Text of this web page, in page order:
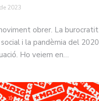
2023
obrer. La
i la pandèmia del
Ho veiem en…